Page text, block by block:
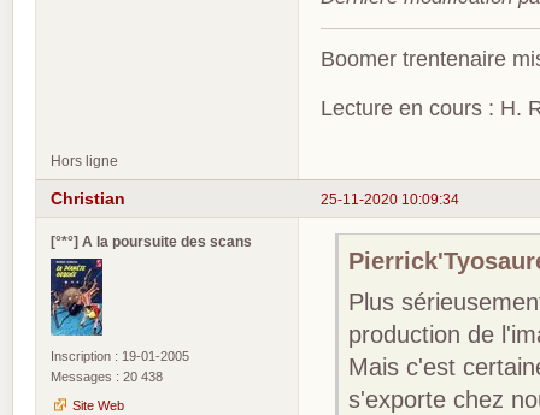
Boomer trentenaire
Lecture en cours : H.
Hors ligne
25-11-2020 10:09:34
Christian
[°*°] A la poursuite des scans
Inscription : 19-01-2005
Messages : 20 438
Site Web
Plus
production de
Mais c'est
s'exporte chez